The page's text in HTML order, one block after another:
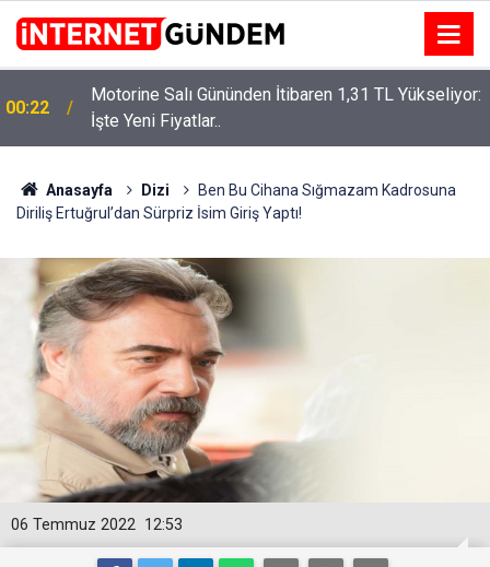
00:22
Motorine Salı Gününden İtibaren 1,31 TL Yükseliyor:
İşte Yeni Fiyatlar..
Anasayfa Dizi
Ben Bu Cihana Sığmazam Kadrosuna
Diriliş Ertuğrul’dan Sürpriz İsim Giriş Yaptı!
12:53
06 Temmuz 2022